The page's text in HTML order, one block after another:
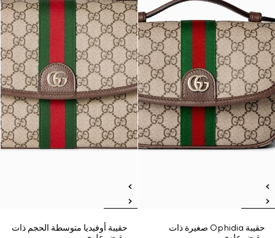
حقيبة Ophidia صغيرة ذات
حقيبة أوفيديا متوسطة الحجم ذات